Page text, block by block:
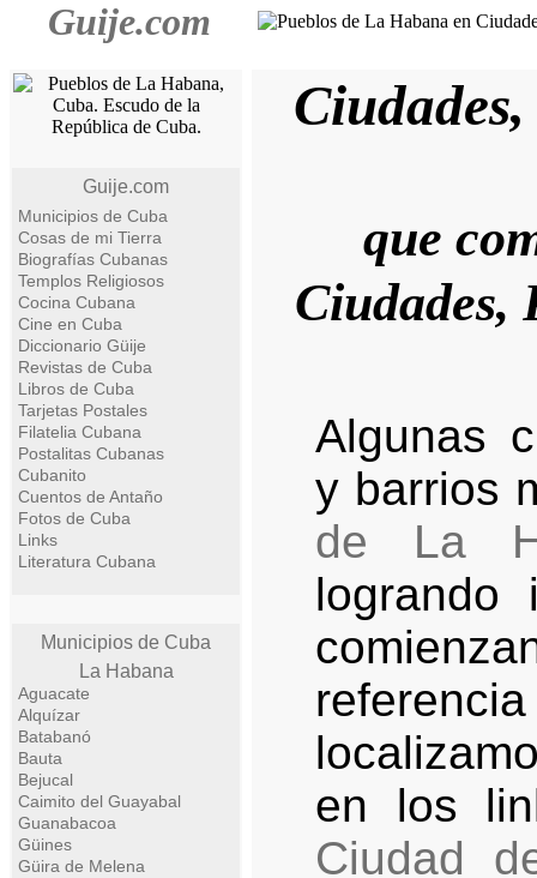
Guije.com
Guije.com
Municipios de Cuba
Cosas de mi Tierra
Biografías Cubanas
Templos Religiosos
Cocina Cubana
Cine en Cuba
Diccionario Güije
Revistas de Cuba
Libros de Cuba
Tarjetas Postales
Filatelia Cubana
Postalitas Cubanas
Cubanito
Cuentos de Antaño
Fotos de Cuba
Links
Literatura Cubana
Municipios de Cuba
La Habana
Aguacate
Alquízar
Batabanó
Bauta
Bejucal
Caimito del Guayabal
Guanabacoa
Güines
Güira de Melena
que
Ciudades,
Algunas
y barrios
de La
logrando
en los
Ciudad